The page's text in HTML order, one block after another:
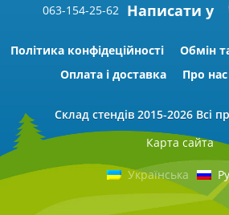
063-154-25-62 Написати у
Політика конфідеційності
Обмін
Оплата і доставка
Про нас
Склад стендів 2015-2026 Всі
Карта сайта
Українська